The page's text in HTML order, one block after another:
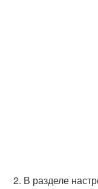
2. В разделе